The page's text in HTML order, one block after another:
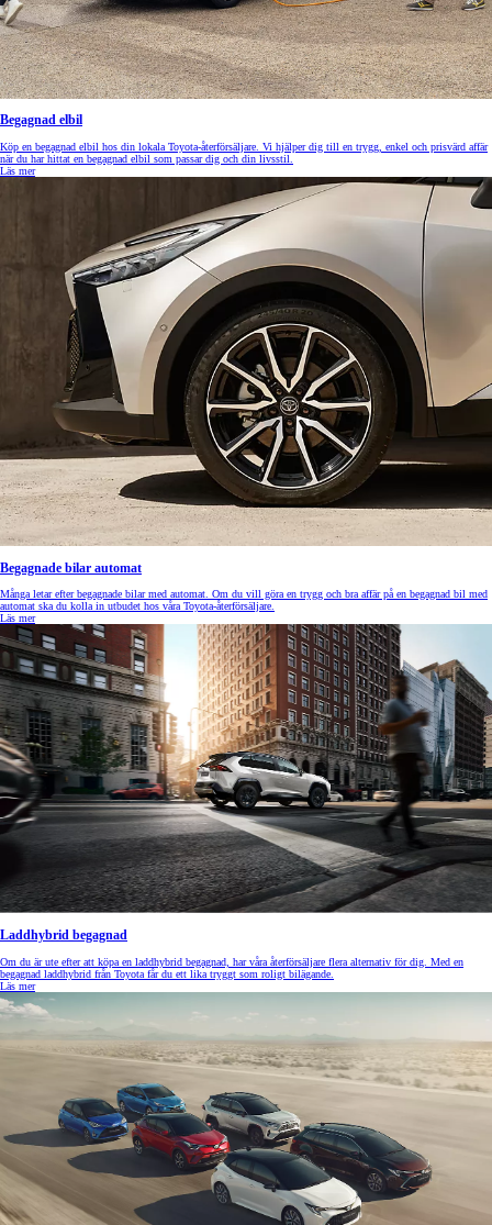
Begagnad elbil
Köp en begagnad elbil hos din lokala Toyota-återförsäljare. Vi hjälper dig till en trygg, enkel och prisvärd affär
när du har hittat en begagnad elbil som passar dig och din livsstil.
Läs mer
Begagnade bilar automat
Många letar efter begagnade bilar med automat. Om du vill göra en trygg och bra affär på en begagnad bil med
automat ska du kolla in utbudet hos våra Toyota-återförsäljare.
Läs mer
Laddhybrid begagnad
Om du är ute efter att köpa en laddhybrid begagnad, har våra återförsäljare flera alternativ för dig. Med en
begagnad laddhybrid från Toyota får du ett lika tryggt som roligt bilägande.
Läs mer